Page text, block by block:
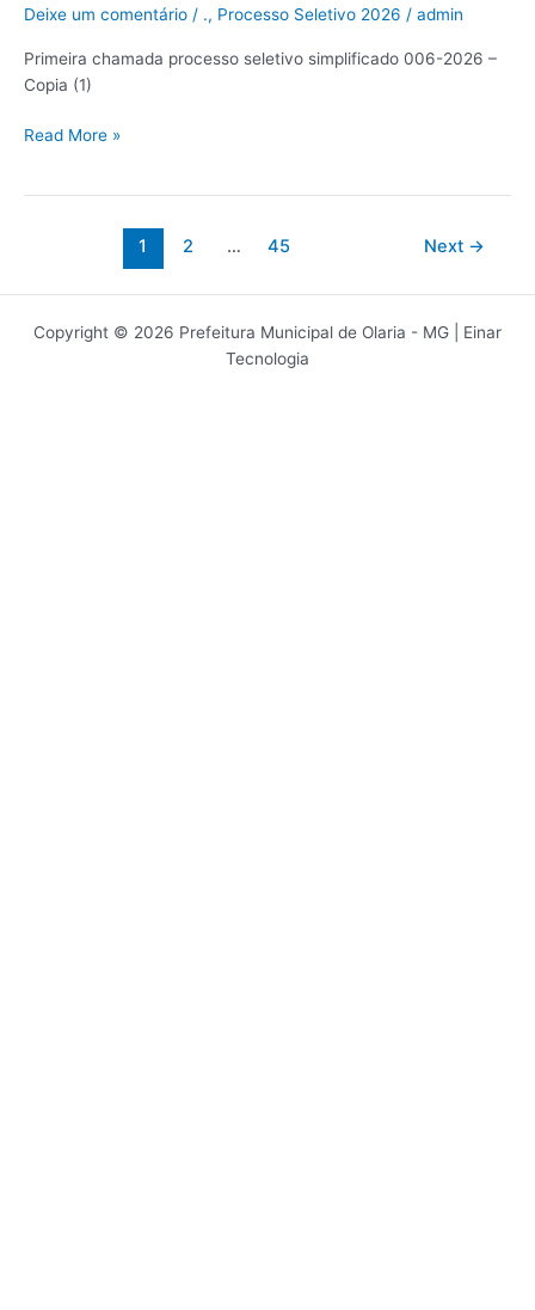
Deixe um comentário / ., Processo Seletivo 2026 / admin
Primeira chamada processo seletivo simplificado 006-2026 –
Copia (1)
Read More »
1 2 … 45 Next →
Copyright © 2026 Prefeitura Municipal de Olaria - MG | Einar
Tecnologia